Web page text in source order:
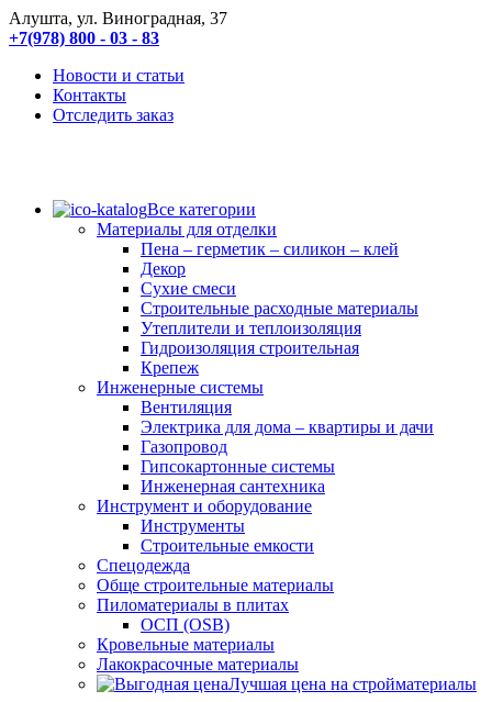
Алушта, ул. Виноградная, 37
+7(978) 800 - 03 - 83
Новости и статьи
Контакты
Отследить заказ
Все категории
Материалы для отделки
Пена – герметик – силикон – клей
Декор
Сухие смеси
Строительные расходные материалы
Утеплители и теплоизоляция
Гидроизоляция строительная
Крепеж
Инженерные системы
Вентиляция
Электрика для дома – квартиры и дачи
Газопровод
Гипсокартонные системы
Инженерная сантехника
Инструмент и оборудование
Инструменты
Строительные емкости
Спецодежда
Обще строительные материалы
Пиломатериалы в плитах
ОСП (OSB)
Кровельные материалы
Лакокрасочные материалы
Лучшая цена на стройматериалы